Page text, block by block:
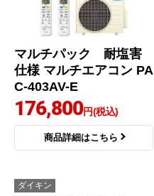
マルチパック 耐塩害
仕様 マルチエアコン PA
C-403AV-E
176,800円(税込)
商品詳細はこちら
ダイキン